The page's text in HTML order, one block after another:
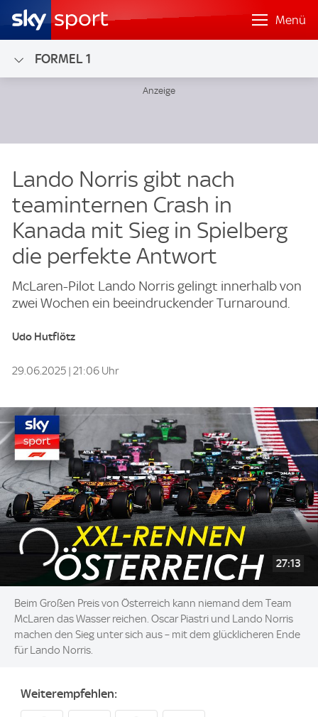
Menü
FORMEL 1
Lando Norris gibt nach
teaminternen Crash in
Kanada mit Sieg in Spielberg
die perfekte Antwort
McLaren-Pilot Lando Norris gelingt innerhalb von
zwei Wochen ein beeindruckender Turnaround.
Udo Hutflötz
29.06.2025 | 21:06 Uhr
27:13
Beim Großen Preis von Österreich kann niemand dem Team
McLaren das Wasser reichen. Oscar Piastri und Lando Norris
machen den Sieg unter sich aus – mit dem glücklicheren Ende
für Lando Norris.
Weiterempfehlen: